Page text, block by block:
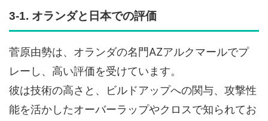
3-1. オランダと日本での評価
菅原由勢は、オランダの名門AZアルクマールでプ
レーし、高い評価を受けています。
彼は技術の高さと、ビルドアップへの関与、攻撃性
能を活かしたオーバーラップやクロスで知られてお